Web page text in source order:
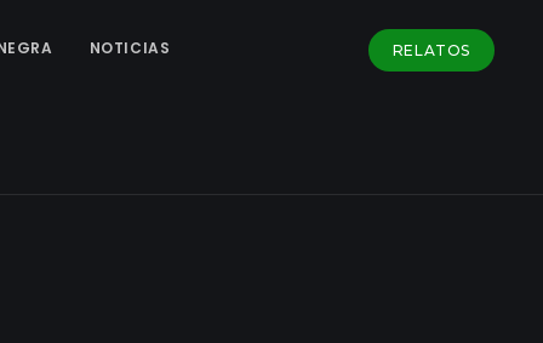
NOTICIAS RELATOS